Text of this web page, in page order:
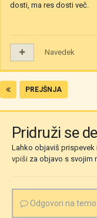
dosti, ma res dosti več.
Navedek
PREJŠNJA
Pridruži se
Lahko objaviš prispevek
vpiši za objavo s svojim
Odgovori na